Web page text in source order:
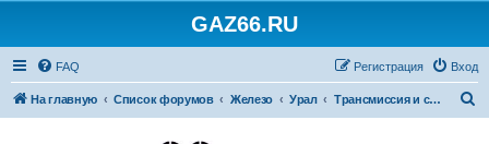
GAZ66.RU
FAQ Вход
Регистрация
На главную Список форумов Железо Урал Трансмиссия и системы управления